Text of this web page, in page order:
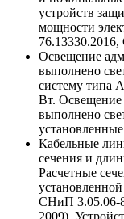
устройств
мощности
Освещение
выполнено
систему типа
Вт. Освещение
выполнено
Кабельные
сечения и
Расчетные
СНиП 3.05.06-
2009).